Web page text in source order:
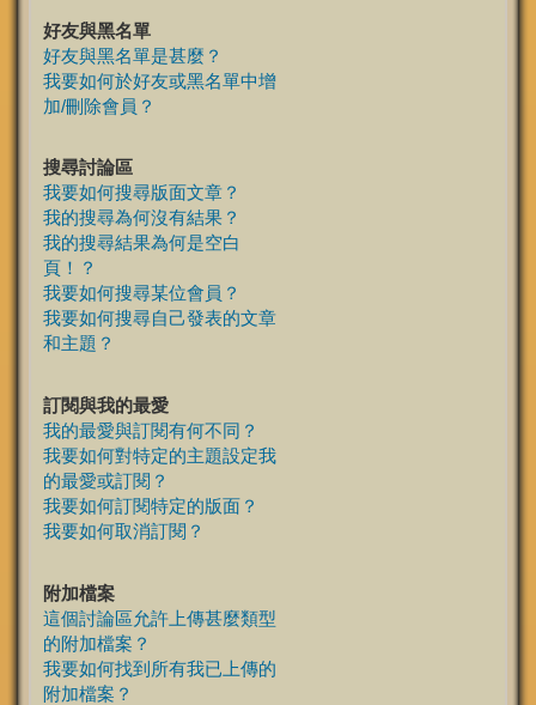
好友與黑名單
好友與黑名單是甚麼？
我要如何於好友或黑名單中增
加/刪除會員？
搜尋討論區
我要如何搜尋版面文章？
我的搜尋為何沒有結果？
我的搜尋結果為何是空白
頁！？
我要如何搜尋某位會員？
我要如何搜尋自己發表的文章
和主題？
訂閱與我的最愛
我的最愛與訂閱有何不同？
我要如何對特定的主題設定我
的最愛或訂閱？
我要如何訂閱特定的版面？
我要如何取消訂閱？
附加檔案
這個討論區允許上傳甚麼類型
的附加檔案？
我要如何找到所有我已上傳的
附加檔案？